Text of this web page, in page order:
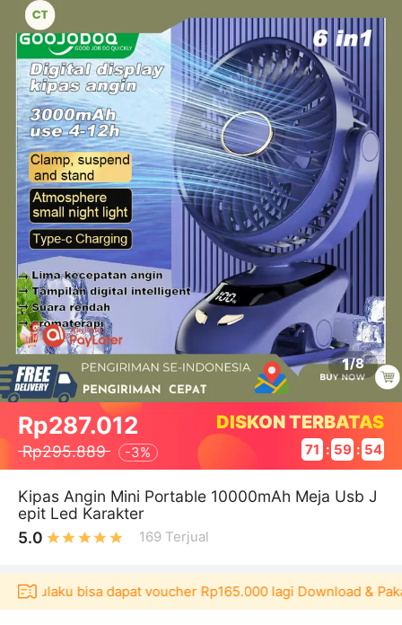
1/8
Rp287.012
Rp295.889 -3%
DISKON TERBATAS
71 : 59 : 53
Kipas Angin Mini Portable 10000mAh Meja Usb J
epit Led Karakter
5.0
169 Terjual
Akulaku bisa dapat voucher Rp165.000 lagi Download &